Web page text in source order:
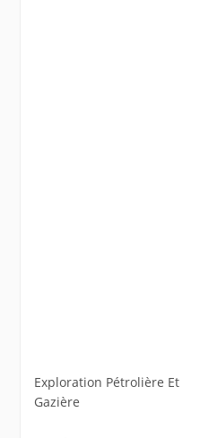
Exploration Pétrolière Et
Gazière